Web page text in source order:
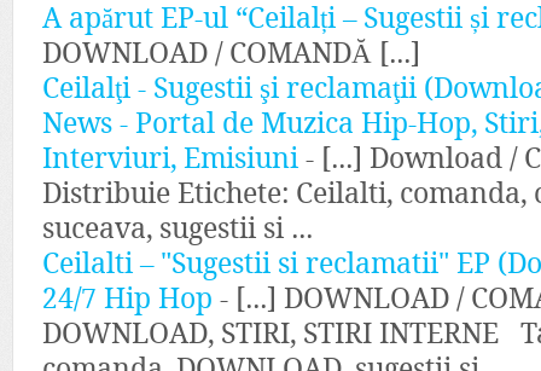
A apărut EP-ul “Ceilalți – Sugestii și
DOWNLOAD / COMANDĂ [...]
Ceilalţi - Sugestii şi reclamaţii
News - Portal de Muzica Hip-Hop,
Interviuri, Emisiuni - [...] Download /
Distribuie Etichete: Ceilalti, comanda,
suceava, sugestii si ...
Ceilalti – "Sugestii si reclamatii" EP
24/7 Hip Hop - [...] DOWNLOAD /
DOWNLOAD, STIRI, STIRI INTERNE